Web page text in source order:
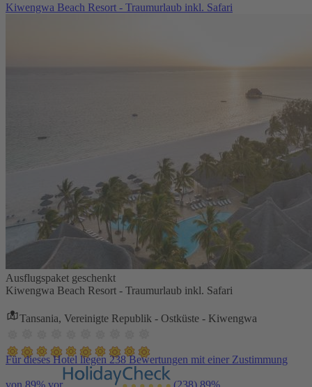
Kiwengwa Beach Resort - Traumurlaub inkl. Safari
Ausflugspaket geschenkt
Kiwengwa Beach Resort - Traumurlaub inkl. Safari
Tansania, Vereinigte Republik - Ostküste - Kiwengwa
Für dieses Hotel liegen 238 Bewertungen mit einer Zustimmung
von 89% vor (238) 89%